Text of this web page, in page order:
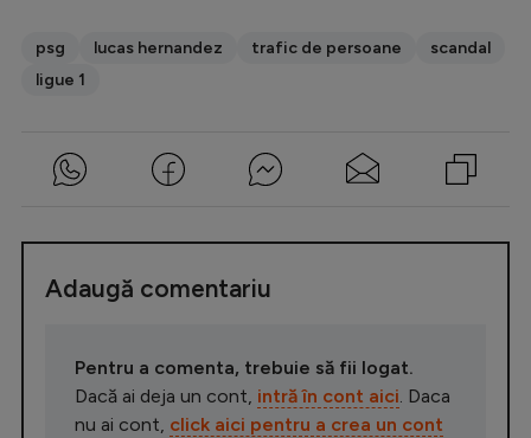
psg lucas hernandez trafic de persoane
scandal
ligue 1
Adaugă comentariu
Pentru a comenta, trebuie să fii logat.
Dacă ai deja un cont, intră în cont aici. Daca
nu ai cont, click aici pentru a crea un cont